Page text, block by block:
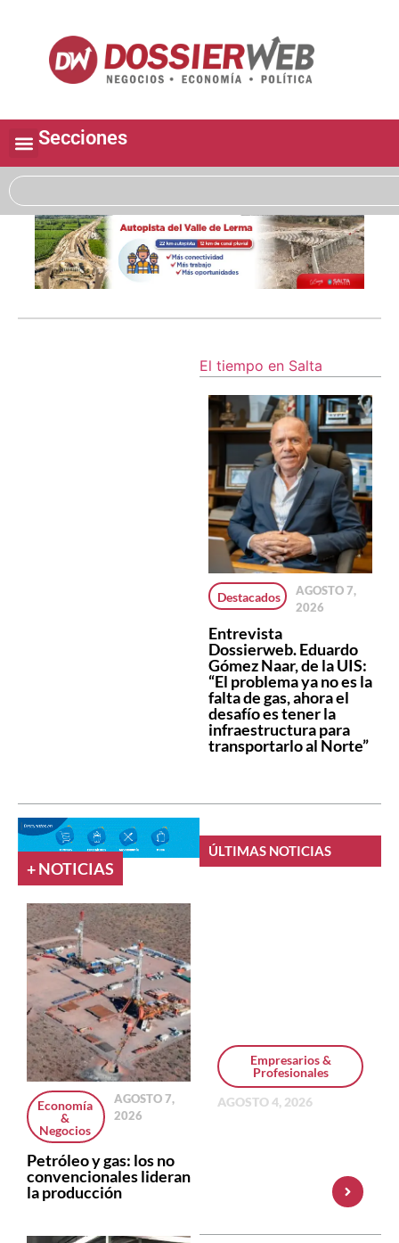
Secciones
Cayeron en Salta
los
patentamientos
de vehículos 0km.
durante el mes de
julio
El tiempo en Salta
Destacados
AGOSTO 7,
2026
Entrevista
Dossierweb. Eduardo
Gómez Naar, de la UIS:
“El problema ya no es la
falta de gas, ahora el
desafío es tener la
infraestructura para
transportarlo al Norte”
+ NOTICIAS
Economía
&
Negocios
AGOSTO 7,
2026
Petróleo y gas: los no
convencionales lideran
la producción
ÚLTIMAS NOTICIAS
Empresarios &
Profesionales
AGOSTO 4, 2026